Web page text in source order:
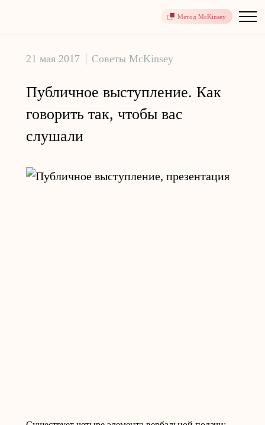
Метод McKinsey
21 мая 2017 Советы McKinsey
Публичное выступление. Как
говорить так, чтобы вас
слушали